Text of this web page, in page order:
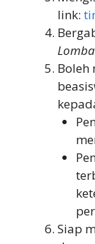
link:
Lomba
Boleh
Siap